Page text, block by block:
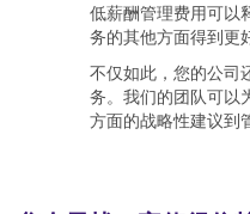
低薪酬管理费用可以
务的其他方面得到更
不仅如此，您的公司
务。我们的团队可以
方面的战略性建议到